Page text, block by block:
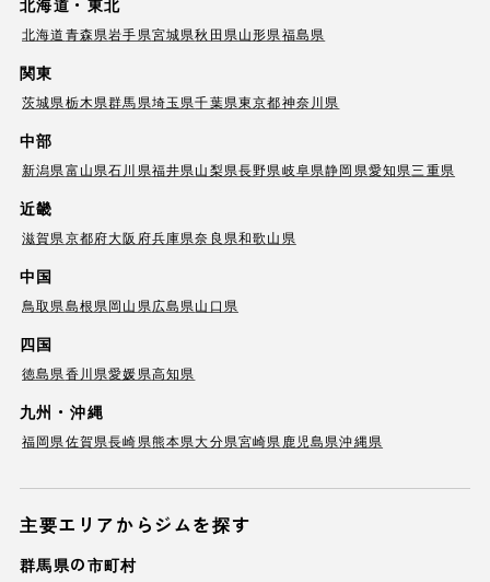
北海道青森県岩手県宮城県秋田県山形県福島県
関東
茨城県栃木県群馬県埼玉県千葉県東京都神奈川県
中部
新潟県富山県石川県福井県山梨県長野県岐阜県静岡県愛知県三重県
近畿
滋賀県京都府大阪府兵庫県奈良県和歌山県
中国
鳥取県島根県岡山県広島県山口県
四国
徳島県香川県愛媛県高知県
九州・沖縄
福岡県佐賀県長崎県熊本県大分県宮崎県 鹿児島県沖縄県
主要エリアからジムを探す
群馬県の市町村